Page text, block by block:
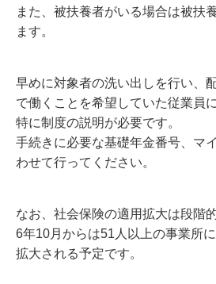
また、被扶養者がいる場合は被扶
ます。
早めに対象者の洗い出しを行い、
で働くことを希望していた従業員
特に制度の説明が必要です。
手続きに必要な基礎年金番号、マ
わせて行ってください。
なお、社会保険の適用拡大は段階
6年10月からは51人以上の事業所
拡大される予定です。